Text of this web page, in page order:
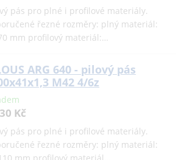
pás pro plné i profilové materiály.
řezné rozměry: plný materiál:
mm profilový materiál:…
ARG 640 - pilový pás
M42 4/6z
Kč
pás pro plné i profilové materiály.
řezné rozměry: plný materiál: